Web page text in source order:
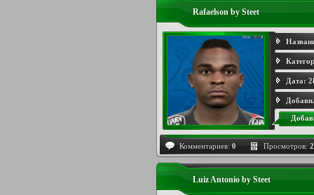
Rafaelson by Steet
Дата:
Комментариев: 0 Просмотров:
Luiz Antonio by Steet